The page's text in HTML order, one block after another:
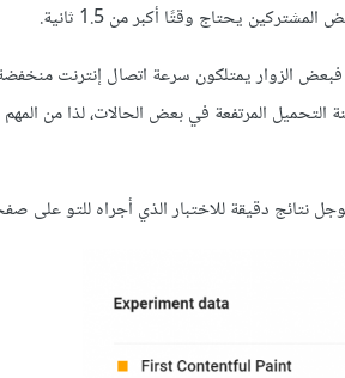
الزوار يمتلكون سرعة اتصال إنترنت
المرتفعة في بعض الحالات، لذا من